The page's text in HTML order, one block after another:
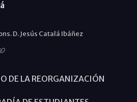
D. Jesús Catalá Ibáñez
DE LA REORGANIZACIÓN